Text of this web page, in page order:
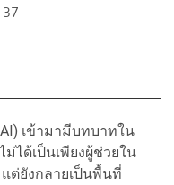
37
เข้ามามีบทบาทใน
ได้เป็นเพียงผู้ช่วยใน
ต่ยังกลายเป็นพื้นที่